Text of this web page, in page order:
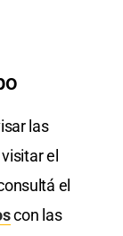
las
el
el
con las